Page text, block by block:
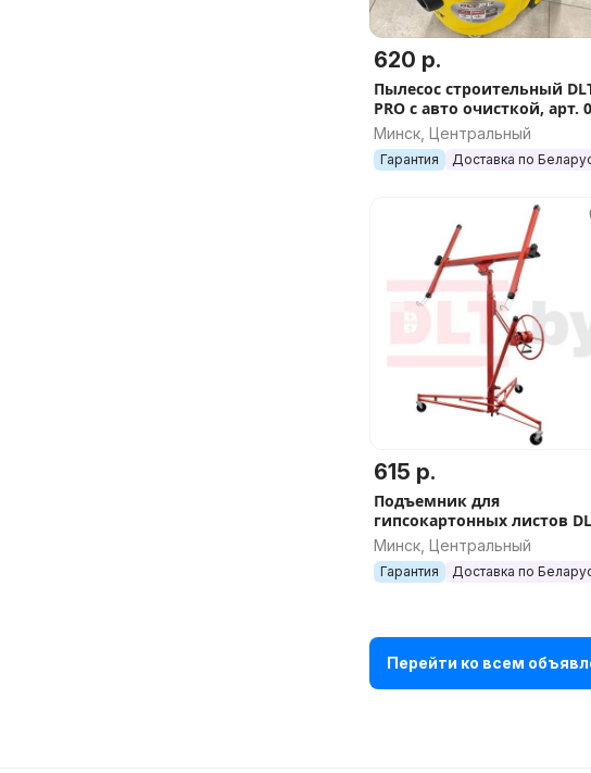
620 р.
Пылесос строительный
PRO с авто очисткой, арт.
Минск, Центральный
Гарантия Доставка по
615 р.
Подъемник для
гипсокартонных листов
Panel Lifter 335 (подъемник
ГКЛ) до 3.35 м, арт.0585
Минск, Центральный
Гарантия Доставка по
Перейти ко всем